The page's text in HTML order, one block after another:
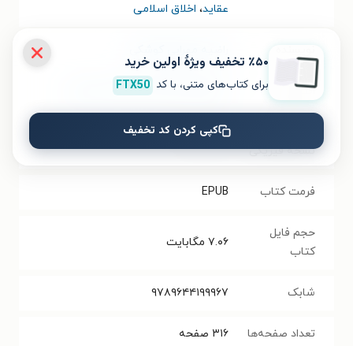
عقاید، اخلاق اسلامی
انتشارات انتشارات مرکز اسناد انقلاب اسلامی
نسخه فیزیکی
۱۴۰۰/۰۲/۱۸
فرمت کتاب EPUB
حجم فایل
کتاب
۷.۰۶ مگابایت
شابک ۹۷۸۹۶۴۴۱۹۹۹۶۷
تعداد صفحه‌ها ۳۱۶ صفحه
٪۵۰ تخفیف ویژۀ اولین خرید
برای کتاب‌های متنی، با کد FTX50
کپی کردن کد تخفیف